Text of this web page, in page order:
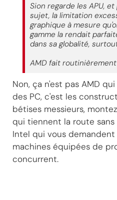
Sion regarde les APU,
sujet, la limitation
graphique à mesure
gamme la rendait
dans sa globalité,
AMD fait
Non, ça n'est pas AMD
des PC, c'est les
bétises messieurs,
qui tiennent la route
Intel qui vous
machines équipées de
concurrent.